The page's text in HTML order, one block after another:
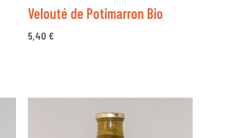
Velouté de Potimarron Bio
5,40 €